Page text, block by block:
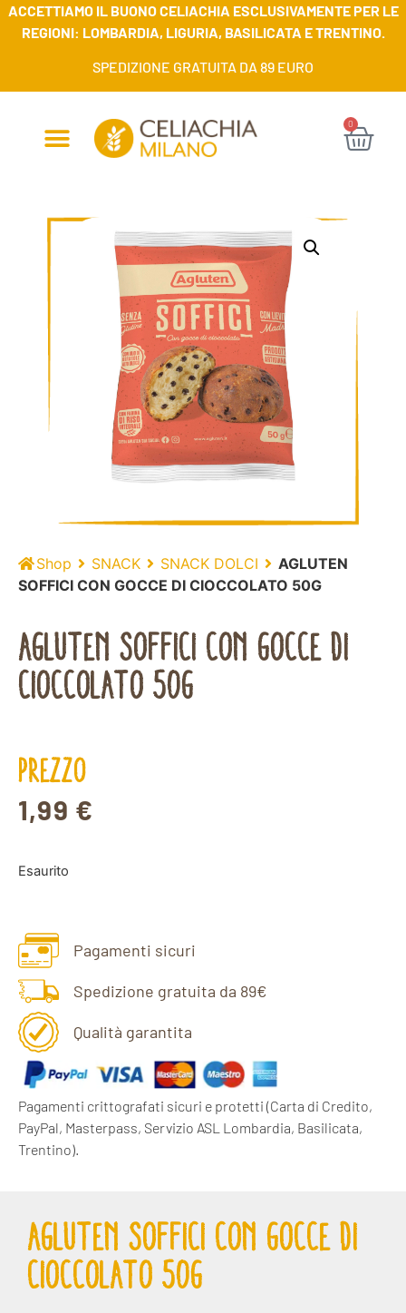
ACCETTIAMO IL BUONO CELIACHIA ESCLUSIVAMENTE PER LE
REGIONI: LOMBARDIA, LIGURIA, BASILICATA E TRENTINO.
SPEDIZIONE GRATUITA DA 89 EURO
0
Shop SNACK SNACK DOLCI
AGLUTEN
SOFFICI CON GOCCE DI CIOCCOLATO 50G
AGLUTEN SOFFICI CON GOCCE DI
CIOCCOLATO 50G
PREZZO
1,99 €
Esaurito
Pagamenti sicuri
Spedizione gratuita da 89€
Qualità garantita
Pagamenti crittografati sicuri e protetti (Carta di Credito,
PayPal, Masterpass, Servizio ASL Lombardia, Basilicata,
Trentino).
AGLUTEN SOFFICI CON GOCCE DI
CIOCCOLATO 50G